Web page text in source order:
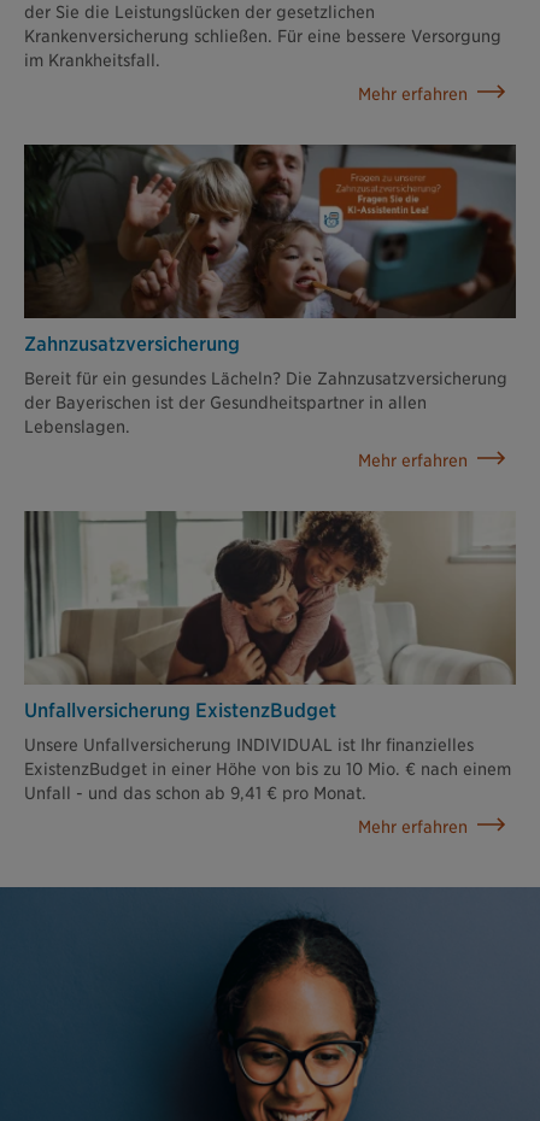
der Sie die Leistungslücken der gesetzlichen
Krankenversicherung schließen. Für eine bessere Versorgung
im Krankheitsfall.
Mehr erfahren
Zahn­zusatz­versicherung
Bereit für ein gesundes Lächeln? Die Zahnzusatzversicherung
der Bayerischen ist der Gesundheitspartner in allen
Lebenslagen.
Mehr erfahren
Unfallversicherung ExistenzBudget
Unsere Unfallversicherung INDIVIDUAL ist Ihr finanzielles
ExistenzBudget in einer Höhe von bis zu 10 Mio. € nach einem
Unfall - und das schon ab 9,41 € pro Monat.
Mehr erfahren